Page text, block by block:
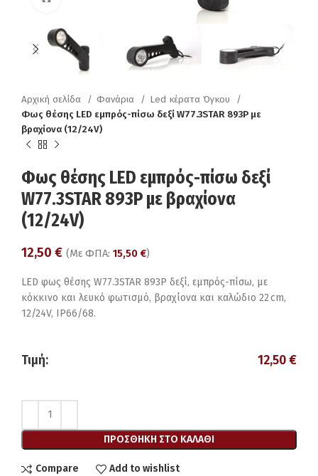
Αρχική σελίδα Φανάρια
Led κέρατα Όγκου
Φως θέσης LED εμπρός-πίσω δεξί W77.3STAR 893P με
βραχίονα (12/24V)
Φως θέσης LED εμπρός-πίσω δεξί
W77.3STAR 893P με βραχίονα
(12/24V)
12,50 € (Με ΦΠΑ: 15,50 €)
LED φως θέσης W77.3STAR 893P δεξί, εμπρός-πίσω, με
κόκκινο και λευκό φωτισμό, βραχίονα και καλώδιο 22 cm,
12/24V, IP66/68.
Τιμή: 12,50€
ΠΡΟΣΘΉΚΗ ΣΤΟ ΚΑΛΆΘΙ
Compare Add to wishlist